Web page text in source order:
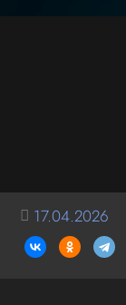
17.04.2026